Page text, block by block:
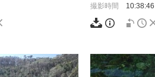
撮影時間
10:38:46